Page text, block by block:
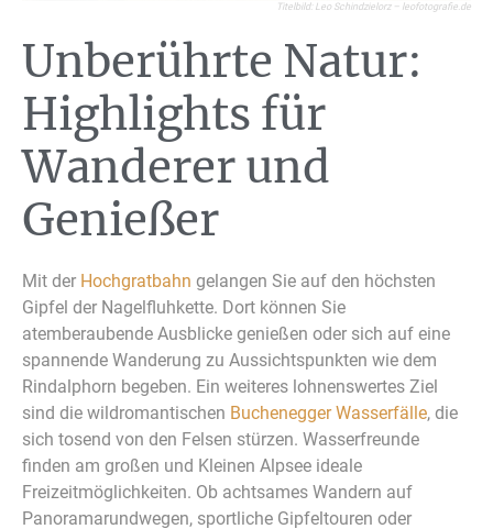
Titelbild: Leo Schindzielorz – leofotografie.de
Unberührte Natur:
Highlights für
Wanderer und
Genießer
Mit der Hochgratbahn gelangen Sie auf den höchsten
Gipfel der Nagelfluhkette. Dort können Sie
atemberaubende Ausblicke genießen oder sich auf eine
spannende Wanderung zu Aussichtspunkten wie dem
Rindalphorn begeben. Ein weiteres lohnenswertes Ziel
sind die wildromantischen Buchenegger Wasserfälle, die
sich tosend von den Felsen stürzen. Wasserfreunde
finden am großen und Kleinen Alpsee ideale
Freizeitmöglichkeiten. Ob achtsames Wandern auf
Panoramarundwegen, sportliche Gipfeltouren oder